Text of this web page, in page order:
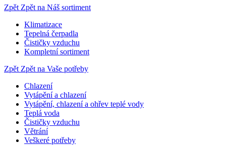
Zpět Zpět na Náš sortiment
Klimatizace
Tepelná čerpadla
Čističky vzduchu
Kompletní sortiment
Zpět Zpět na Vaše potřeby
Chlazení
Vytápění a chlazení
Vytápění, chlazení a ohřev teplé vody
Teplá voda
Čističky vzduchu
Větrání
Veškeré potřeby